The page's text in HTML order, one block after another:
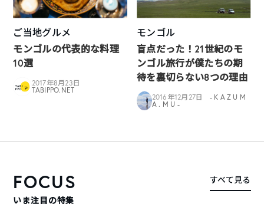
ご当地グルメ
モンゴルの代表的な料理
10選
2017年8月23日
TABIPPO.NET
モンゴル
盲点だった！21世紀のモ
ンゴル旅行が僕たちの期
待を裏切らない8つの理由
2016年12月27日
- K A Z U M
A . M U -
FOCUS
いま注目の特集
すべて見る